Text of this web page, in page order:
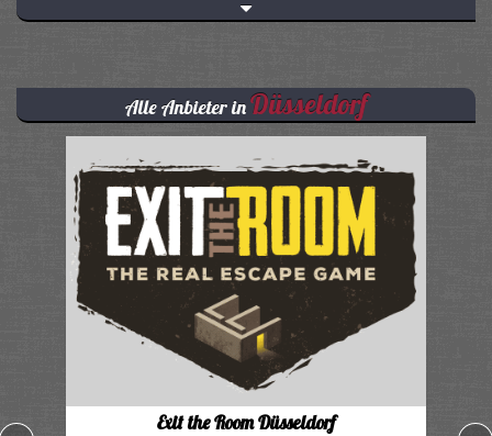
Alle Anbieter inDüsseldorf
Exit the Room Düsseldorf